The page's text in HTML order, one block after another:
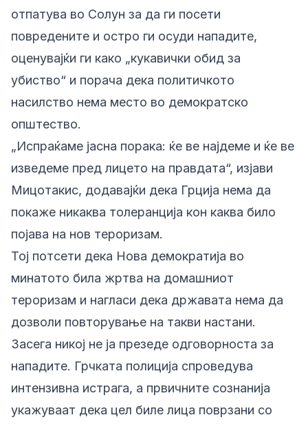
отпатува во Солун за да ги посети
повредените и остро ги осуди нападите,
оценувајќи ги како „кукавички обид за
убиство“ и порача дека политичкото
насилство нема место во демократско
општество.
„Испраќаме јасна порака: ќе ве најдеме и ќе ве
изведеме пред лицето на правдата“, изјави
Мицотакис, додавајќи дека Грција нема да
покаже никаква толеранција кон каква било
појава на нов тероризам.
Тој потсети дека Нова демократија во
минатото била жртва на домашниот
тероризам и нагласи дека државата нема да
дозволи повторување на такви настани.
Засега никој не ја презеде одговорноста за
нападите. Грчката полиција спроведува
интензивна истрага, а првичните сознанија
укажуваат дека цел биле лица поврзани со